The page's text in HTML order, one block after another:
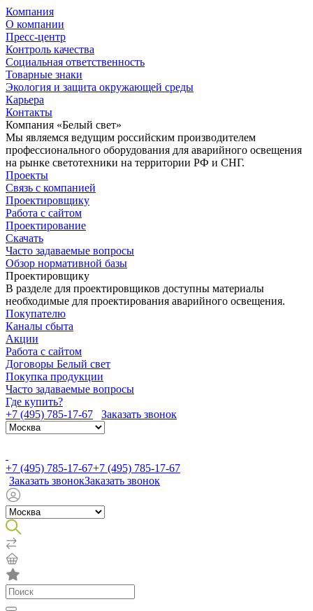
Компания
О компании
Пресс-центр
Контроль качества
Социальная ответственность
Товарные знаки
Экология и защита окружающей среды
Карьера
Контакты
Компания «Белый свет»
Мы являемся ведущим российским производителем
профессионального оборудования для аварийного освещения
на рынке светотехники на территории РФ и СНГ.
Проекты
Связь с компанией
Проектировщику
Работа с сайтом
Проектирование
Скачать
Часто задаваемые вопросы
Обзор нормативной базы
Проектировщику
В разделе для проектировщиков доступны материалы
необходимые для проектирования аварийного освещения.
Покупателю
Каналы сбыта
Акции
Работа с сайтом
Договоры Белый свет
Покупка продукции
Часто задаваемые вопросы
Где купить?
+7 (495) 785-17-67
Заказать звонок
+7 (495) 785-17-67+7 (495) 785-17-67
Заказать звонокЗаказать звонок